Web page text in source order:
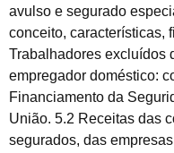
avulso e segurado
conceito, características,
Trabalhadores excluídos
empregador doméstico:
Financiamento da
União. 5.2 Receitas das
segurados, das